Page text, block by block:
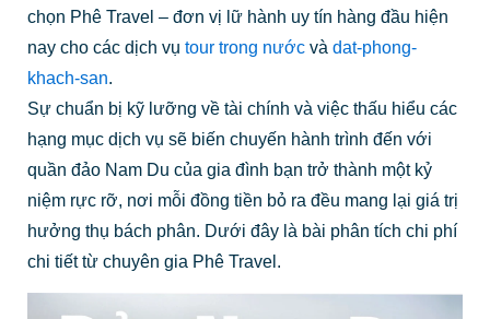
chọn Phê Travel – đơn vị lữ hành uy tín hàng đầu hiện
nay cho các dịch vụ tour trong nướcvà dat-phong-
khach-san.
Sự chuẩn bị kỹ lưỡng về tài chính và việc thấu hiểu các
hạng mục dịch vụ sẽ biến chuyến hành trình đến với
quần đảo Nam Du của gia đình bạn trở thành một kỷ
niệm rực rỡ, nơi mỗi đồng tiền bỏ ra đều mang lại giá trị
hưởng thụ bách phân. Dưới đây là bài phân tích chi phí
chi tiết từ chuyên gia Phê Travel.